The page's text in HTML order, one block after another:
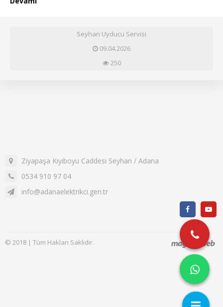
Seyhan Uyducu Servisi
09.04.2026
250
Ziyapaşa Kıyıboyu Caddesi Seyhan / Adana
0534 910 97 04
info@adanaelektrikci.gen.tr
© 2018 | Tüm Hakları Saklıdır.